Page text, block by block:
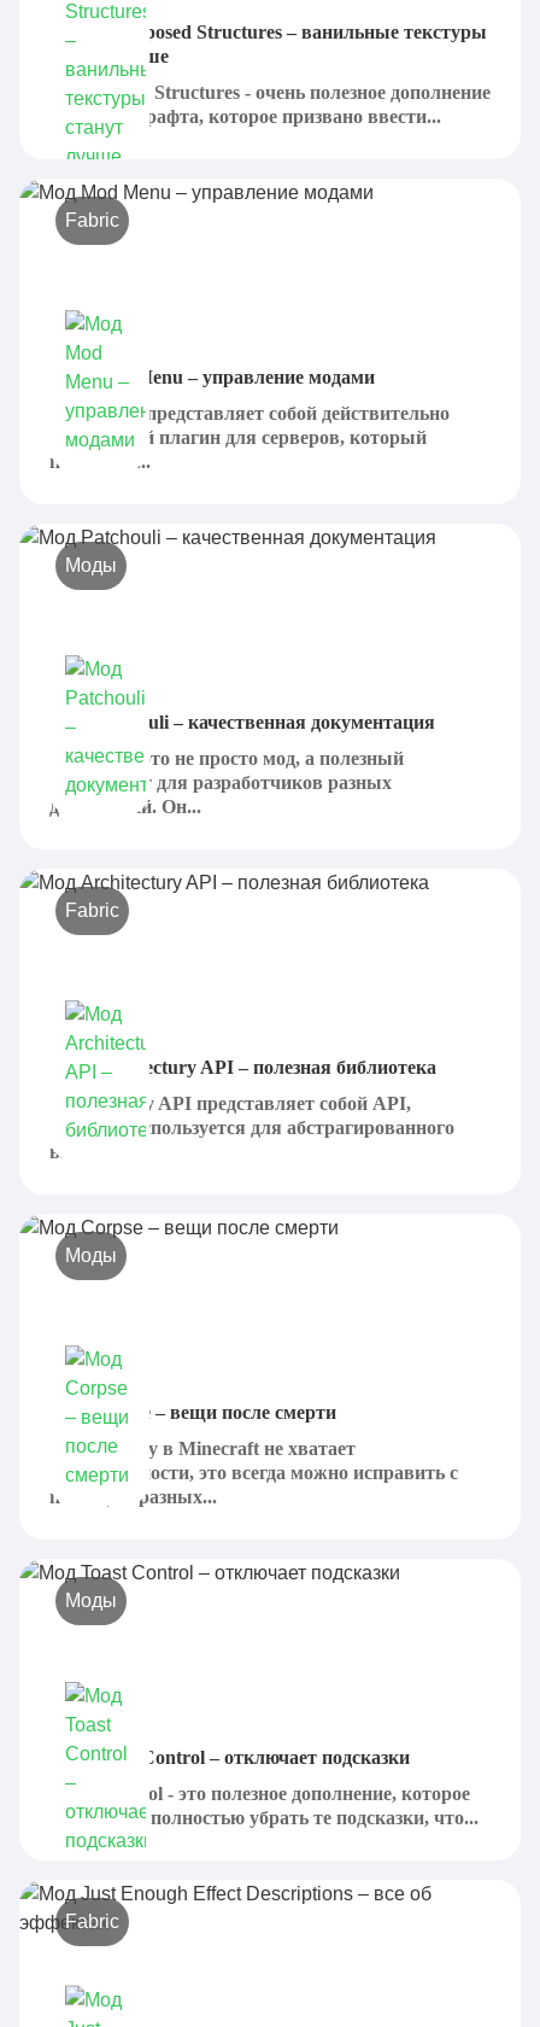
Мод Repurposed Structures – ванильные текстуры
станут лучше
Repurposed Structures - очень полезное дополнение
для Майнкрафта, которое призвано ввести...
Fabric
Мод Mod Menu – управление модами
Mod Menu представляет собой действительно
интересный плагин для серверов, который
позволяет...
Моды
Мод Patchouli – качественная документация
Patchouli - это не просто мод, а полезный
инструмент для разработчиков разных
дополнений. Он...
Fabric
Мод Architectury API – полезная библиотека
Architectury API представляет собой API,
который используется для абстрагированного
вызова...
Моды
Мод Corpse – вещи после смерти
Если игроку в Minecraft не хватает
реалистичности, это всегда можно исправить с
помощью разных...
Моды
Мод Toast Control – отключает подсказки
Toast Control - это полезное дополнение, которое
предлагает полностью убрать те подсказки, что...
Fabric